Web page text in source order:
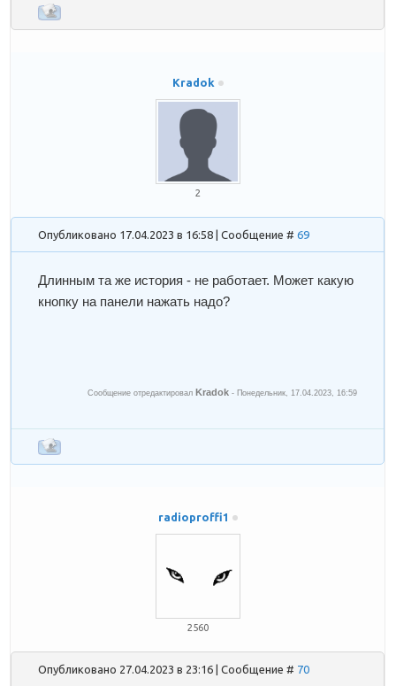
Kradok
2
Опубликовано 17.04.2023 в 16:58 | Сообщение #69
Длинным та же история - не работает. Может какую
кнопку на панели нажать надо?
Сообщение отредактировал Kradok - Понедельник, 17.04.2023, 16:59
radioproffi1
2560
Опубликовано 27.04.2023 в 23:16 | Сообщение # 70